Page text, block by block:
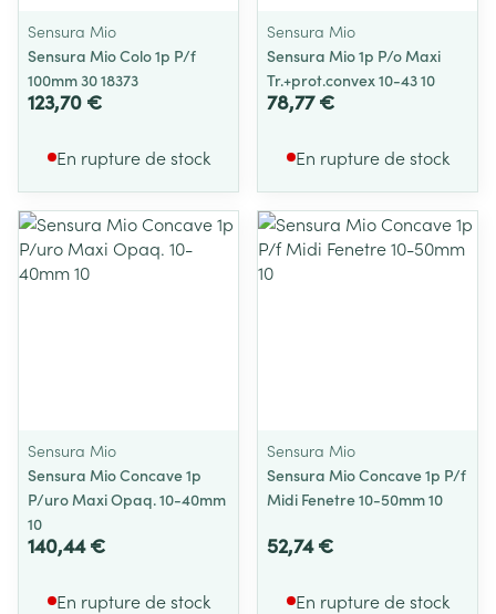
Sensura Mio
Sensura Mio Colo 1p P/f
100mm 30 18373
123,70 €
En rupture de stock
Sensura Mio
Sensura Mio 1p P/o Maxi
Tr.+prot.convex 10-43 10
78,77 €
En rupture de stock
Sensura Mio
Sensura Mio Concave 1p
P/uro Maxi Opaq. 10-40mm
10
140,44 €
En rupture de stock
Sensura Mio
Sensura Mio Concave 1p P/f
Midi Fenetre 10-50mm 10
52,74 €
En rupture de stock